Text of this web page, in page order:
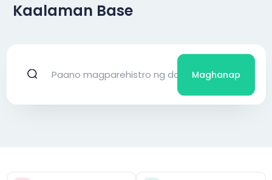
Kaalaman Base
Maghanap